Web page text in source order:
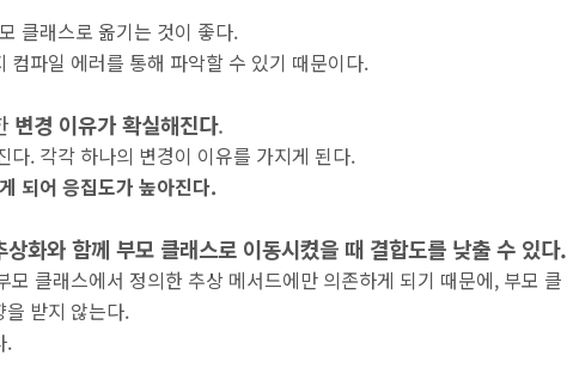
클래스로 옮기는 것이 좋다.
파일 에러를 통해 파악할 수 있기 때문이다.
변경 이유가 확실해진다.
. 각각 하나의 변경이 이유를 가지게 된다.
되어 응집도가 높아진다.
상화와 함께 부모 클래스로 이동시켰을 때 결합도를 낮출 수 있다.
클래스에서 정의한 추상 메서드에만 의존하게 되기 때문에, 부모 클
받지 않는다.
.